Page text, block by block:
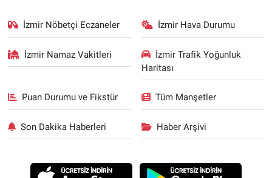
İzmir Nöbetçi Eczaneler İzmir Hava Durumu
İzmir Namaz Vakitleri
İzmir Trafik Yoğunluk
Haritası
Puan Durumu ve Fikstür Tüm Manşetler
Son Dakika Haberleri Haber Arşivi